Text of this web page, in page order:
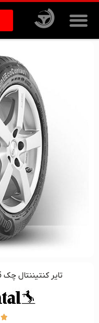
تایر کنتیننتال چک 205/55R16 Eco Contact 5
